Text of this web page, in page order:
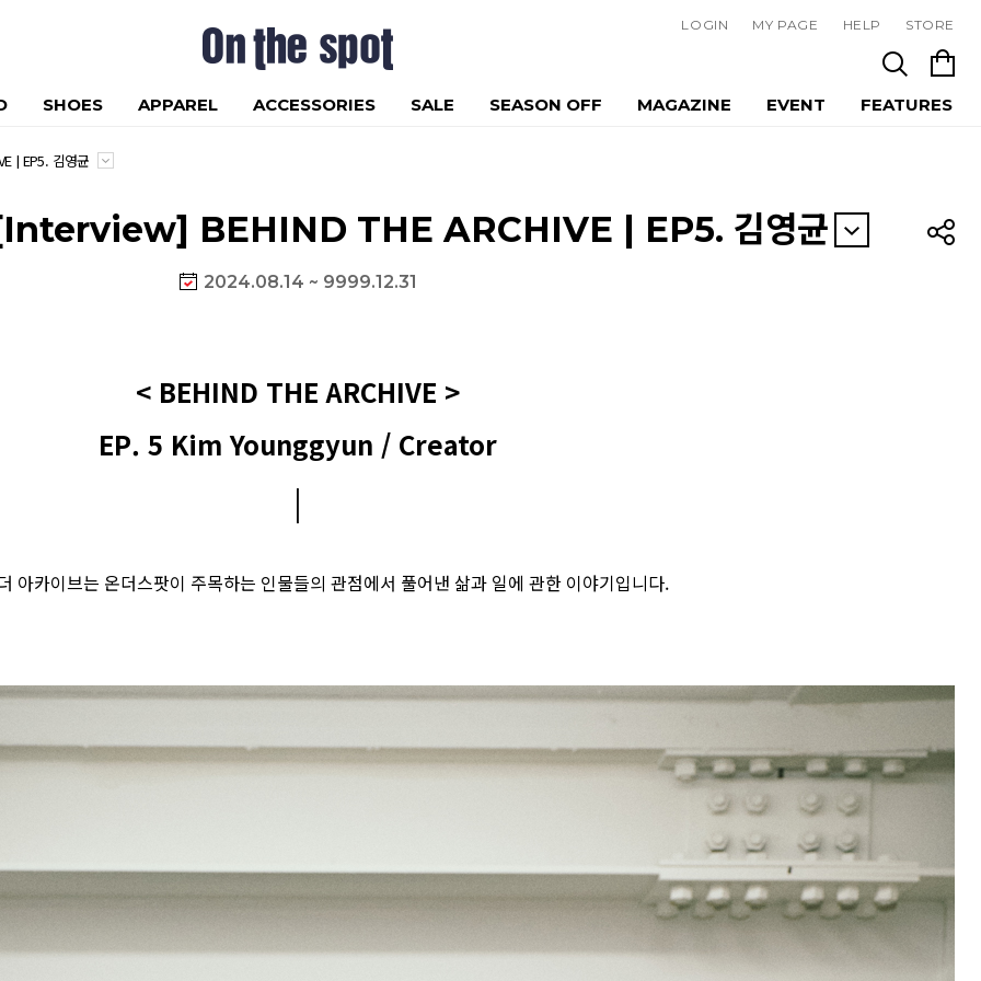
LOGIN MY PAGE HELP STORE
SHOES APPAREL ACCESSORIES SALE SEASON OFF MAGAZINE EVENT FEATURES
| EP5. 김영균
BEHIND THE ARCHIVE | EP5. 김영균
2024.08.14 ~ 9999.12.31
< BEHIND THE ARCHIVE >
EP. 5 Kim Younggyun / Creator
|
아카이브는 온더스팟이 주목하는 인물들의 관점에서 풀어낸 삶과 일에 관한 이야기입니다.